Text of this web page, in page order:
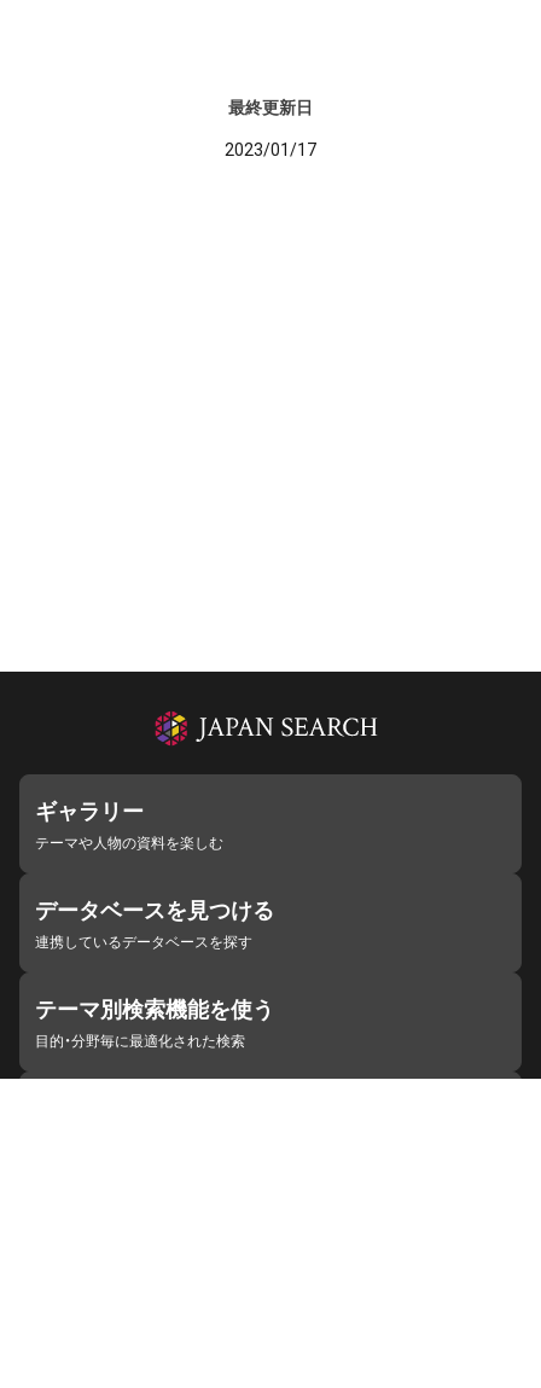
最終更新日
2023/01/17
ギャラリー
テーマや人物の資料を楽しむ
データベースを見つける
連携しているデータベースを探す
テーマ別検索機能を使う
目的・分野毎に最適化された検索